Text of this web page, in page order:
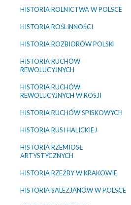
HISTORIA ROLNICTWA W POLSCE
HISTORIA ROŚLINNOŚCI
HISTORIA ROZBIORÓW POLSKI
HISTORIA RUCHÓW
REWOLUCYJNYCH
HISTORIA RUCHÓW
REWOLUCYJNYCH W ROSJI
HISTORIA RUCHÓW SPISKOWYCH
HISTORIA RUSI HALICKIEJ
HISTORIA RZEMIOSŁ
ARTYSTYCZNYCH
HISTORIA RZEŹBY W KRAKOWIE
HISTORIA SALEZJANÓW W POLSCE